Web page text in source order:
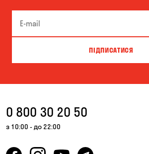
ПІДПИСАТИСЯ
0 800 30 20 50
з 10:00 - до 22:00